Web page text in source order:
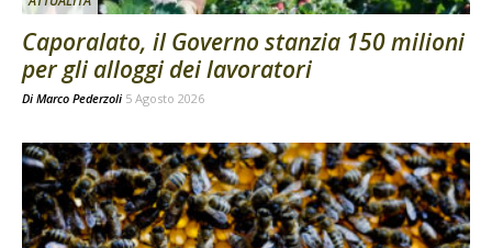
Caporalato, il Governo stanzia 150 milioni
per gli alloggi dei lavoratori
Di Marco Pederzoli 5 Agosto 2026